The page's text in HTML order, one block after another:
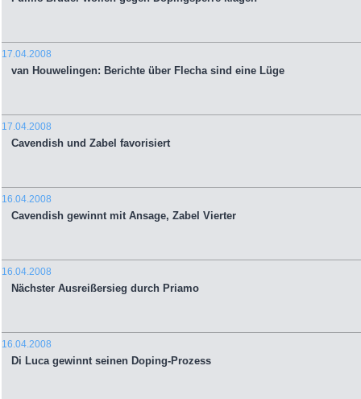
17.04.2008
van Houwelingen: Berichte über Flecha sind eine Lüge
17.04.2008
Cavendish und Zabel favorisiert
16.04.2008
Cavendish gewinnt mit Ansage, Zabel Vierter
16.04.2008
Nächster Ausreißersieg durch Priamo
16.04.2008
Di Luca gewinnt seinen Doping-Prozess